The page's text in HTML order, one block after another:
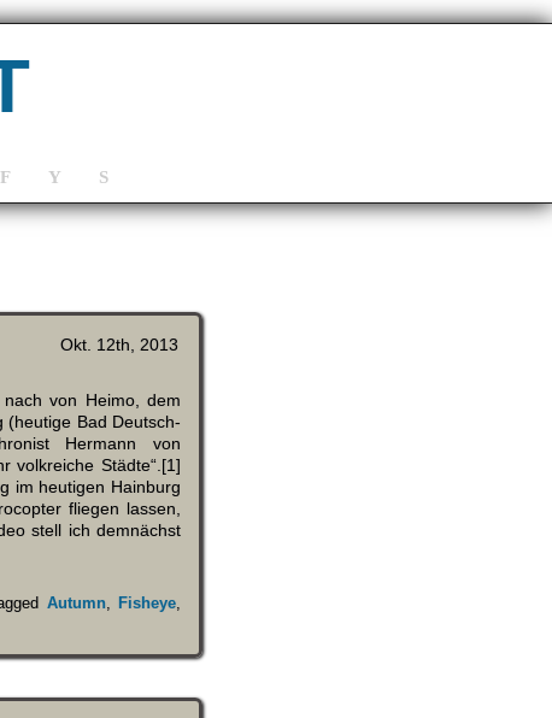
F Y S
Okt. 12th, 2013
von Heimo, dem
Bad Deutsch-
Hermann von
volkreiche Städte“.[1]
im heutigen Hainburg
fliegen lassen,
stell ich demnächst
Autumn, Fisheye,